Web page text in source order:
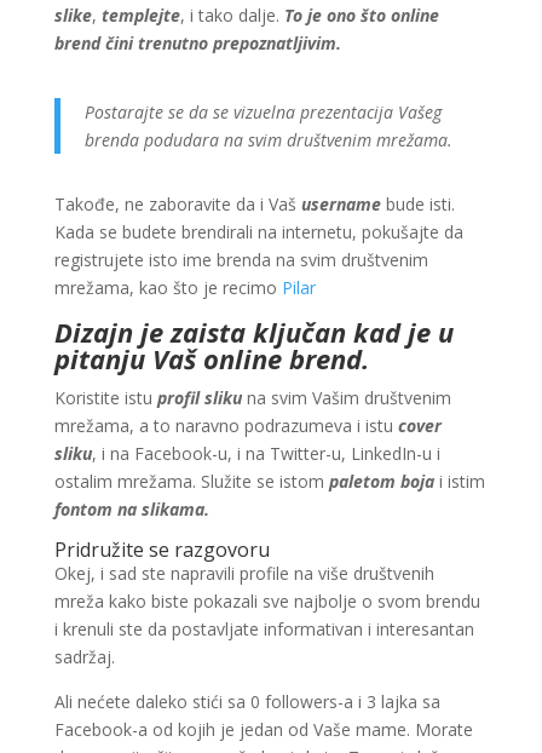
slike, templejte, i tako dalje. To je ono što online
brend čini trenutno prepoznatljivim.
Postarajte se da se vizuelna prezentacija Vašeg
brenda podudara na svim društvenim mrežama.
Takođe, ne zaboravite da i Vaš usernamebude isti.
Kada se budete brendirali na internetu, pokušajte da
registrujete isto ime brenda na svim društvenim
mrežama, kao što je recimo Pilar
Dizajn je zaista ključan kad je u
pitanju Vaš online brend.
Koristite istu profil slikuna svim Vašim društvenim
mrežama, a to naravno podrazumeva i istu cover
sliku, i na Facebook-u, i na Twitter-u, LinkedIn-u i
ostalim mrežama. Služite se istom paletom bojai istim
fontom na slikama.
Pridružite se razgovoru
Okej, i sad ste napravili profile na više društvenih
mreža kako biste pokazali sve najbolje o svom brendu
i krenuli ste da postavljate informativan i interesantan
sadržaj.
Ali nećete daleko stići sa 0 followers-a i 3 lajka sa
Facebook-a od kojih je jedan od Vaše mame. Morate